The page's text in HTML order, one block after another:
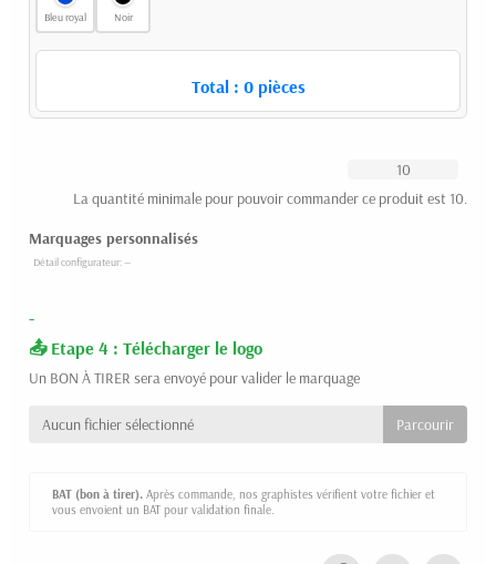
Bleu royal Noir
Total : 0pièces
La quantité minimale pour pouvoir commander ce produit est 10.
Marquages personnalisés
-
Etape 4 : Télécharger le logo
Un BON À TIRER sera envoyé pour valider le marquage
Aucun fichier sélectionné
BAT (bon à tirer). Après commande, nos graphistes vérifient votre fichier et
vous envoient un BAT pour validation finale.